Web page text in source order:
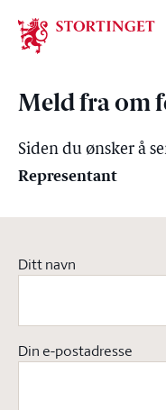
Stortinget.no
Meld fra om
Siden du ønsker å
Representant
Ditt navn
Din e-postadresse